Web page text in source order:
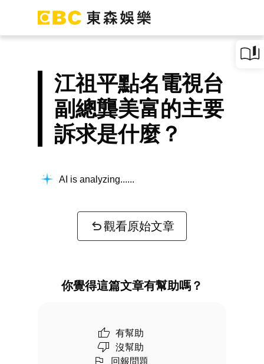
江祖平點名電視台
副總龔美富的主要
訴求是什麼？
AI is analyzing...
觀看原始文章
你覺得這篇文章有幫助嗎？
有幫助
沒幫助
回報問題